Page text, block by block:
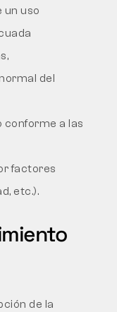
un uso
del
conforme a las
factores
etc.).
de la